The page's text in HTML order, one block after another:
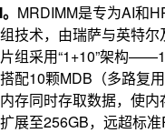
MRDIMM是专为AI和
技术，由瑞萨与英特尔
组采用“1+10”架构
配10颗MDB（多路复
存同时存取数据，使
展至256GB，远超标